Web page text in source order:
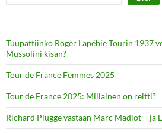
Tuupattiinko Roger Lapébie Tourin 1937
Mussolini kisan?
Tour de France Femmes 2025
Tour de France 2025: Millainen on reitti?
Richard Plugge vastaan Marc Madiot – ja